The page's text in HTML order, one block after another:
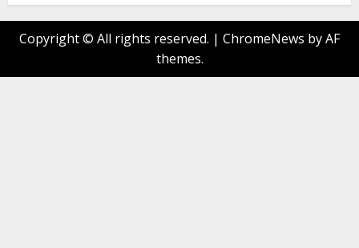
Copyright © All rights reserved. | ChromeNews by AF
themes.